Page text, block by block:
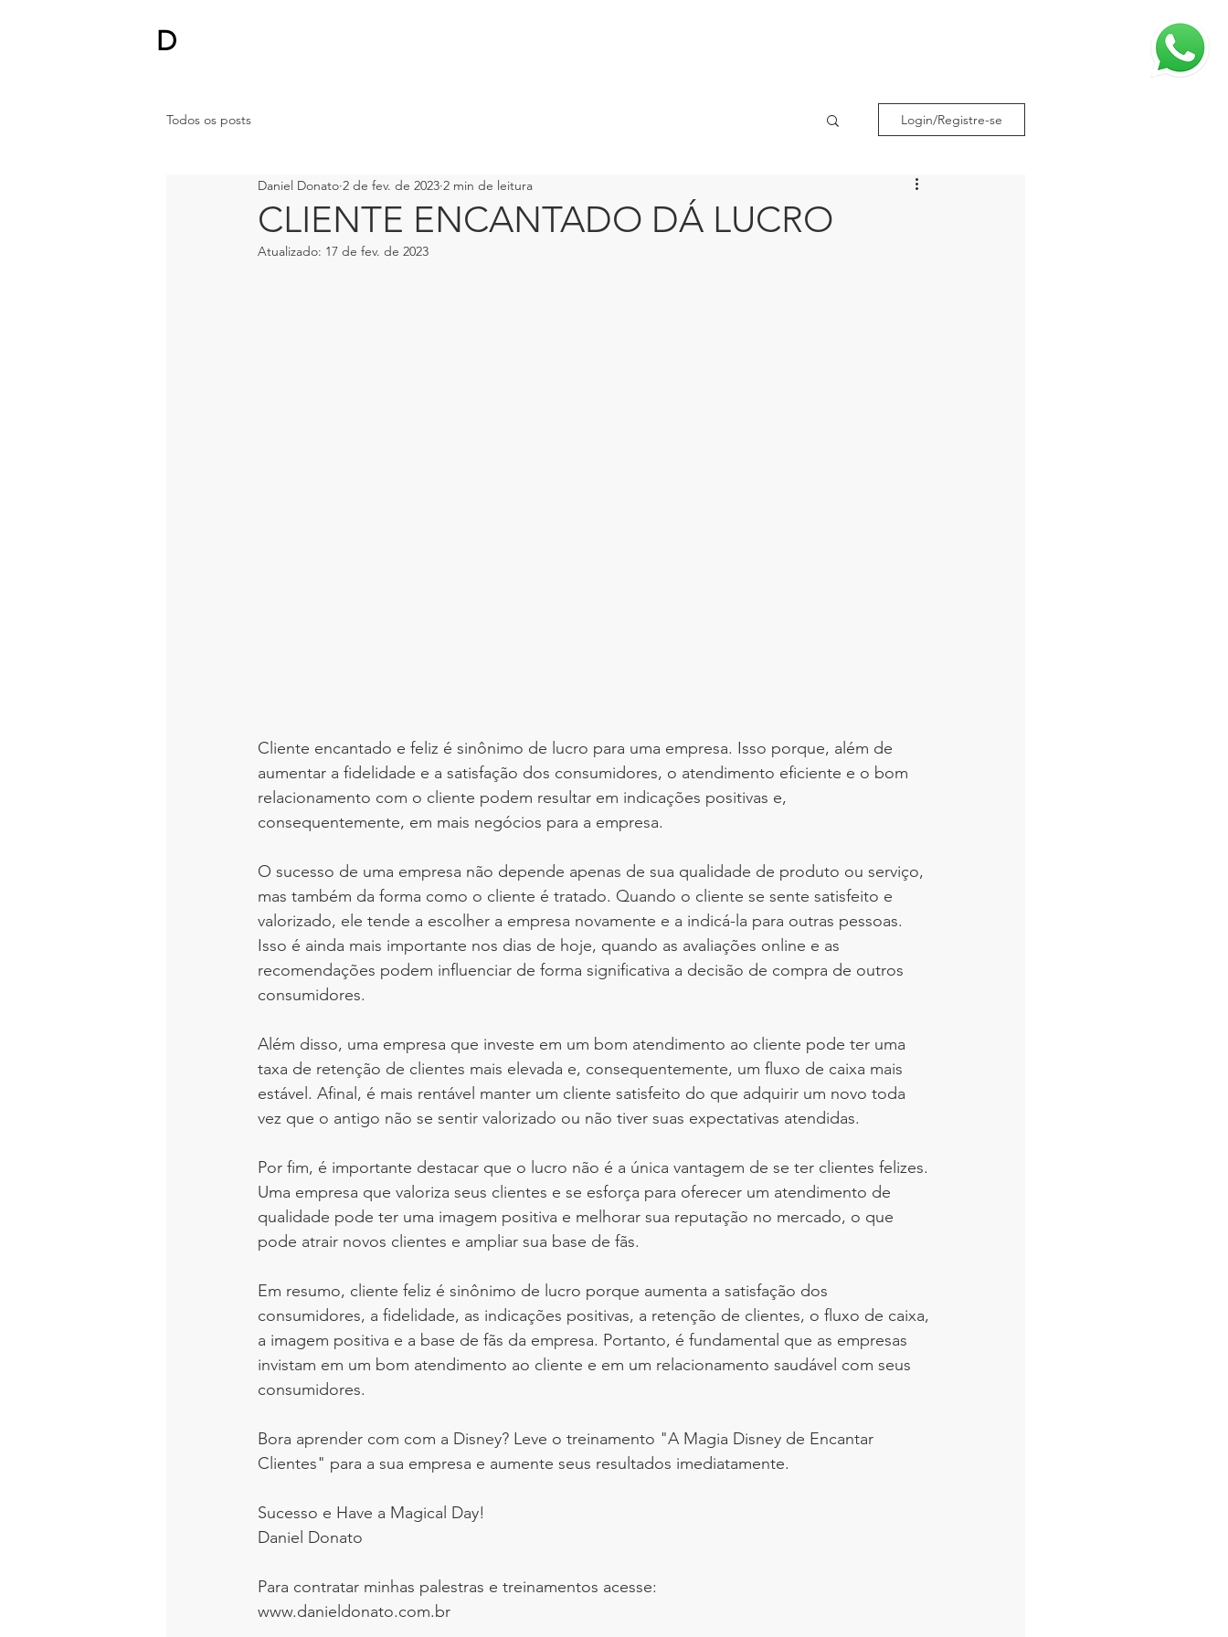
D
Todos os posts Login/Registre-se
CLIENTE ENCANTADO DÁ LUCRO
Daniel Donato 2 de fev. de 2023 2 min de leitura
Atualizado: 17 de fev. de 2023
Cliente encantado e feliz é sinônimo de lucro para uma empresa. Isso porque, além de
aumentar a fidelidade e a satisfação dos consumidores, o atendimento eficiente e o bom
relacionamento com o cliente podem resultar em indicações positivas e,
consequentemente, em mais negócios para a empresa.
O sucesso de uma empresa não depende apenas de sua qualidade de produto ou serviço,
mas também da forma como o cliente é tratado. Quando o cliente se sente satisfeito e
valorizado, ele tende a escolher a empresa novamente e a indicá-la para outras pessoas.
Isso é ainda mais importante nos dias de hoje, quando as avaliações online e as
recomendações podem influenciar de forma significativa a decisão de compra de outros
consumidores.
Além disso, uma empresa que investe em um bom atendimento ao cliente pode ter uma
taxa de retenção de clientes mais elevada e, consequentemente, um fluxo de caixa mais
estável. Afinal, é mais rentável manter um cliente satisfeito do que adquirir um novo toda
vez que o antigo não se sentir valorizado ou não tiver suas expectativas atendidas.
Por fim, é importante destacar que o lucro não é a única vantagem de se ter clientes felizes.
Uma empresa que valoriza seus clientes e se esforça para oferecer um atendimento de
qualidade pode ter uma imagem positiva e melhorar sua reputação no mercado, o que
pode atrair novos clientes e ampliar sua base de fãs.
Em resumo, cliente feliz é sinônimo de lucro porque aumenta a satisfação dos
consumidores, a fidelidade, as indicações positivas, a retenção de clientes, o fluxo de caixa,
a imagem positiva e a base de fãs da empresa. Portanto, é fundamental que as empresas
invistam em um bom atendimento ao cliente e em um relacionamento saudável com seus
consumidores.
Bora aprender com com a Disney? Leve o treinamento "A Magia Disney de Encantar
Clientes" para a sua empresa e aumente seus resultados imediatamente.
Sucesso e Have a Magical Day!
Daniel Donato
Para contratar minhas palestras e treinamentos acesse:
www.danieldonato.com.br